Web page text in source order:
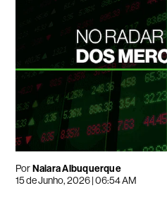
PorNaiara Albuquerque
15 de Junho, 2026 | 06:54 AM